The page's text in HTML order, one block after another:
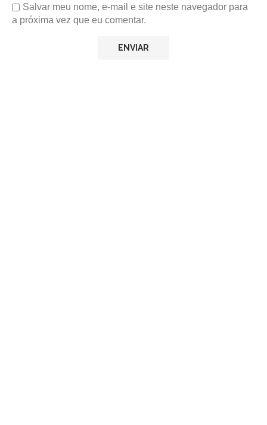
Salvar meu nome, e-mail e site neste navegador para
a próxima vez que eu comentar.